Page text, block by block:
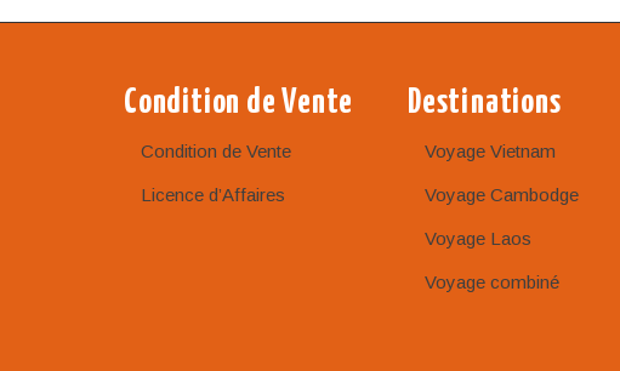
Condition de Vente
Condition de Vente
Licence d’Affaires
Destinations
Voyage Vietnam
Voyage Cambodge
Voyage Laos
Voyage combiné